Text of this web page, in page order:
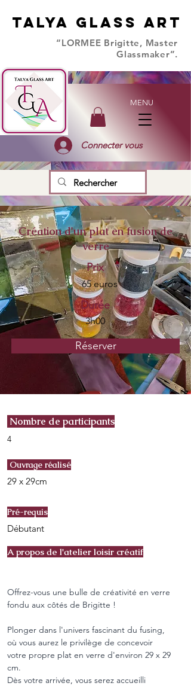
TALYA GLASS ART
TALYA GLASS ART
“LORMEE Brigitte, Master
Glassmaker”.
MENU
Connecter vous
Création d'un plat en fusion de
verre
Prix
65 euros
Durée
3h00
Réserver
Nombre de participants
4
Ouvrage réalisé
29 x 29cm
Pré-requis
Débutant
A propos de l'atelier loisir créatif
Offrez-vous une bulle de créativité en verre
fondu aux côtés de Brigitte !
Plonger dans l'univers fascinant du fusing,
où vous aurez le privilège de concevoir
votre propre plat en verre d'environ 29 x 29
cm.
Dès votre arrivée, vous serez accueilli